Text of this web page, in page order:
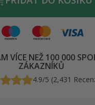
VÍCE NEŽ 100 000
ZÁKAZNÍKŮ
4.9/5 (2,431